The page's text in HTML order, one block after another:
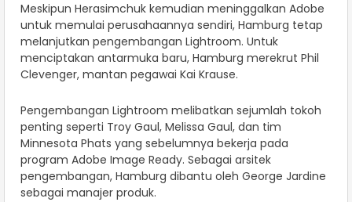
Meskipun Herasimchuk kemudian meninggalkan Adobe
untuk memulai perusahaannya sendiri, Hamburg tetap
melanjutkan pengembangan Lightroom. Untuk
menciptakan antarmuka baru, Hamburg merekrut Phil
Clevenger, mantan pegawai Kai Krause.
Pengembangan Lightroom melibatkan sejumlah tokoh
penting seperti Troy Gaul, Melissa Gaul, dan tim
Minnesota Phats yang sebelumnya bekerja pada
program Adobe Image Ready. Sebagai arsitek
pengembangan, Hamburg dibantu oleh George Jardine
sebagai manajer produk.